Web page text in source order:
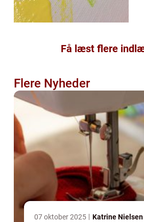
Få læst flere
Flere Nyheder
07 oktober 2025 Katrine Nielsen